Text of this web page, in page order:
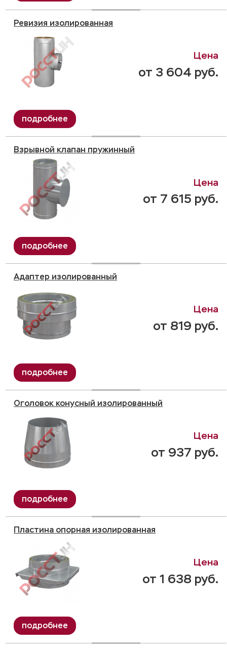
Ревизия изолированная
от 3 604 руб.
Взрывной клапан пружинный
от 7 615 руб.
Адаптер изолированный
от 819 руб.
Оголовок конусный изолированный
от 937 руб.
Пластина опорная изолированная
от 1 638 руб.